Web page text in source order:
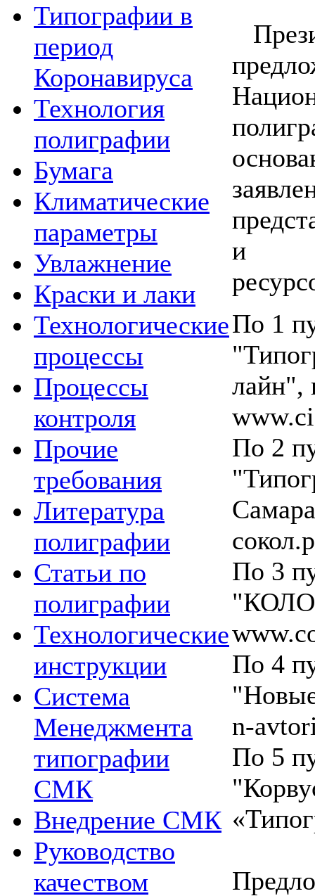
Типографии в
период
Коронавируса
Технология
полиграфии
Бумага
Климатические
параметры
Увлажнение
Краски и лаки
Технологические
процессы
Процессы
контроля
Прочие
требования
Литература
полиграфии
Статьи по
полиграфии
Технологические
инструкции
Система
Менеджмента
типографии
СМК
Внедрение СМК
Руководство
качеством
и
По 1
лайн",
По 2
По 3
По 4
n-
По 5